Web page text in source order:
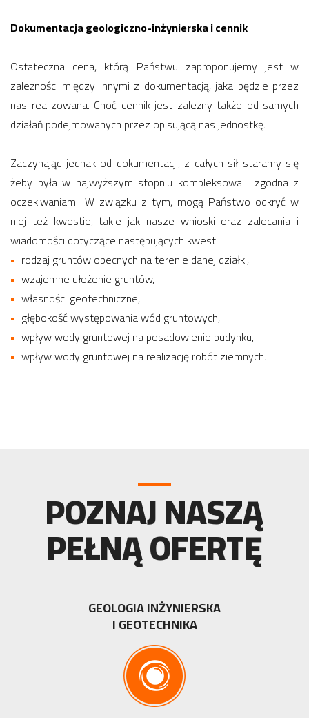
Dokumentacja geologiczno-inżynierska i cennik
Ostateczna cena, którą Państwu zaproponujemy jest w
zależności między innymi z dokumentacją, jaka będzie przez
nas realizowana. Choć cennik jest zależny także od samych
działań podejmowanych przez opisującą nas jednostkę.
Zaczynając jednak od dokumentacji, z całych sił staramy się
żeby była w najwyższym stopniu kompleksowa i zgodna z
oczekiwaniami. W związku z tym, mogą Państwo odkryć w
niej też kwestie, takie jak nasze wnioski oraz zalecania i
wiadomości dotyczące następujących kwestii:
rodzaj gruntów obecnych na terenie danej działki,
wzajemne ułożenie gruntów,
własności geotechniczne,
głębokość występowania wód gruntowych,
wpływ wody gruntowej na posadowienie budynku,
wpływ wody gruntowej na realizację robót ziemnych.
POZNAJ NASZĄ
PEŁNĄ OFERTĘ
GEOLOGIA INŻYNIERSKA
I GEOTECHNIKA